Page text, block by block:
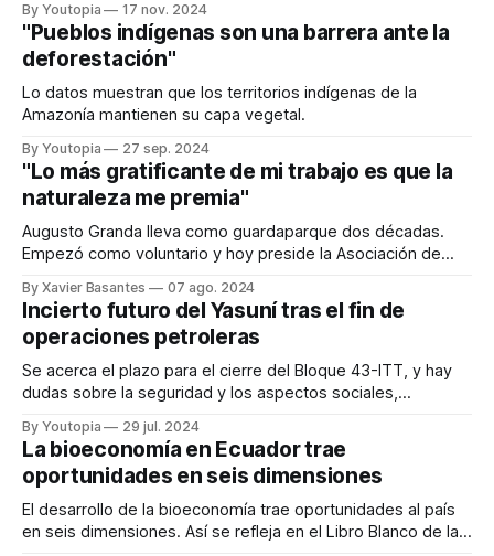
By Youtopia 17 nov. 2024
"Pueblos indígenas son una barrera ante la
deforestación"
Lo datos muestran que los territorios indígenas de la
Amazonía mantienen su capa vegetal.
By Youtopia 27 sep. 2024
"Lo más gratificante de mi trabajo es que la
naturaleza me premia"
Augusto Granda lleva como guardaparque dos décadas.
Empezó como voluntario y hoy preside la Asociación de
By Xavier Basantes 07 ago. 2024
Incierto futuro del Yasuní tras el fin de
operaciones petroleras
Se acerca el plazo para el cierre del Bloque 43-ITT, y hay
dudas sobre la seguridad y los aspectos sociales,
By Youtopia 29 jul. 2024
La bioeconomía en Ecuador trae
oportunidades en seis dimensiones
El desarrollo de la bioeconomía trae oportunidades al país
en seis dimensiones. Así se refleja en el Libro Blanco de la